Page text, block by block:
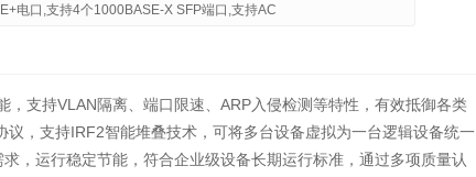
电口,支持4个1000BASE-X SFP端口,支持AC
支持VLAN隔离、端口限速、ARP入侵检测等特性，有效抵御各类
，支持IRF2智能堆叠技术，可将多台设备虚拟为一台逻辑设备统一
，运行稳定节能，符合企业级设备长期运行标准，通过多项质量认